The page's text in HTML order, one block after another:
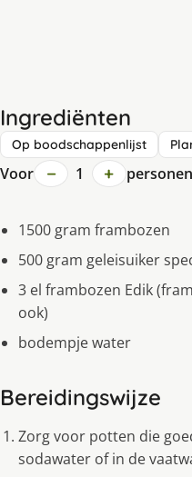
Ingrediënten
Op boodschappenlijst
Voor − 1 + personen
1500 gram frambozen
500 gram geleisuiker
3 el frambozen Edik
ook)
bodempje water
Bereidingswijze
Zorg voor potten die
sodawater of in de